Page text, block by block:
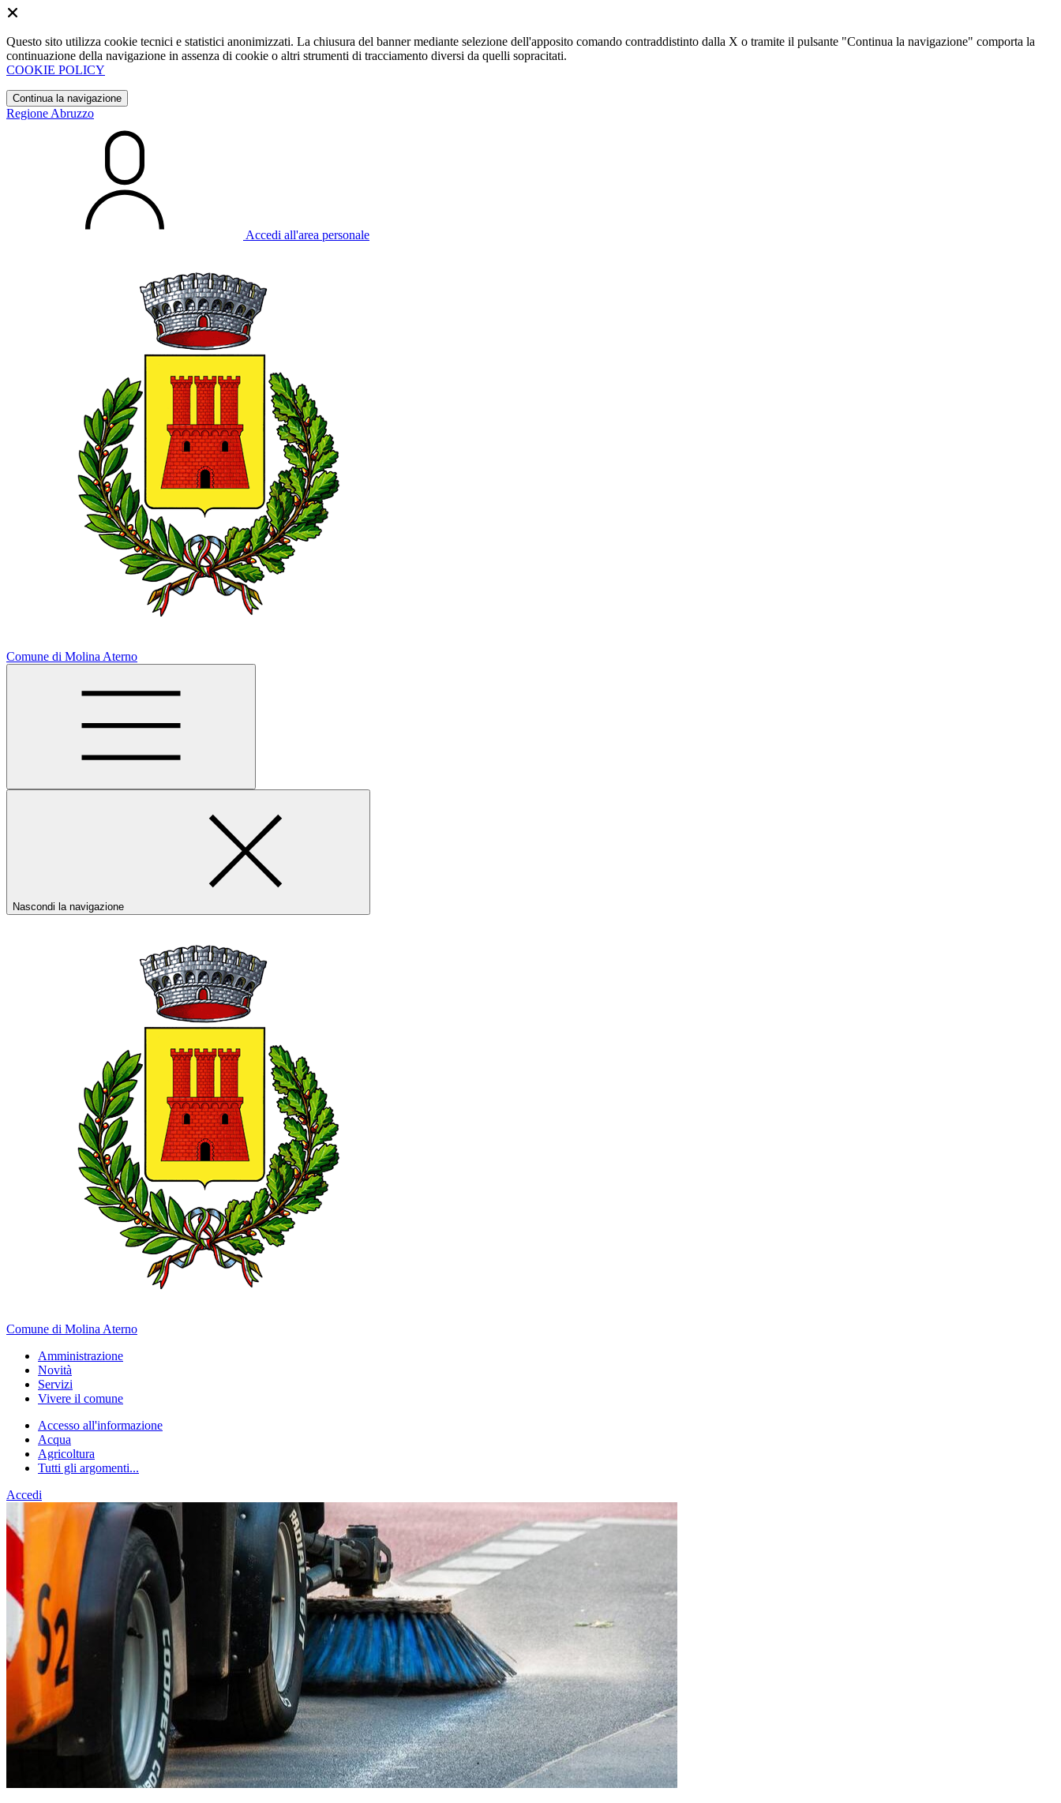
Questo sito utilizza cookie tecnici e statistici anonimizzati. La chiusura del banner mediante selezione dell'apposito comando contraddistinto dalla X o tramite il pulsante "Continua la navigazione" comporta la
continuazione della navigazione in assenza di cookie o altri strumenti di tracciamento diversi da quelli sopracitati.
COOKIE POLICY
Continua la navigazione
Regione Abruzzo
Accedi all'area personale
Comune di Molina Aterno
Nascondi la navigazione
Comune di Molina Aterno
Amministrazione
Novità
Servizi
Vivere il comune
Accesso all'informazione
Acqua
Agricoltura
Tutti gli argomenti...
Accedi